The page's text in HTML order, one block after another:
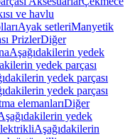
ve havlu
Ayak setleriManyetik
PrizlerDiğer
Aşağıdakilerin yedek
yedek parçası
yedek parçası
yedek parçası
elemanlarıDiğer
yedek
Aşağıdakilerin